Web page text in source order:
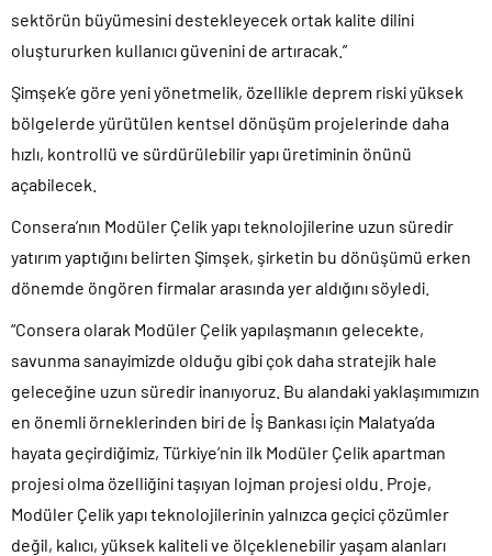
sektörün büyümesini destekleyecek ortak kalite dilini
oluştururken kullanıcı güvenini de artıracak.”
Şimşek’e göre yeni yönetmelik, özellikle deprem riski yüksek
bölgelerde yürütülen kentsel dönüşüm projelerinde daha
hızlı, kontrollü ve sürdürülebilir yapı üretiminin önünü
açabilecek.
Consera’nın Modüler Çelik yapı teknolojilerine uzun süredir
yatırım yaptığını belirten Şimşek, şirketin bu dönüşümü erken
dönemde öngören firmalar arasında yer aldığını söyledi.
“Consera olarak Modüler Çelik yapılaşmanın gelecekte,
savunma sanayimizde olduğu gibi çok daha stratejik hale
geleceğine uzun süredir inanıyoruz. Bu alandaki yaklaşımımızın
en önemli örneklerinden biri de İş Bankası için Malatya’da
hayata geçirdiğimiz, Türkiye’nin ilk Modüler Çelik apartman
projesi olma özelliğini taşıyan lojman projesi oldu. Proje,
Modüler Çelik yapı teknolojilerinin yalnızca geçici çözümler
değil, kalıcı, yüksek kaliteli ve ölçeklenebilir yaşam alanları